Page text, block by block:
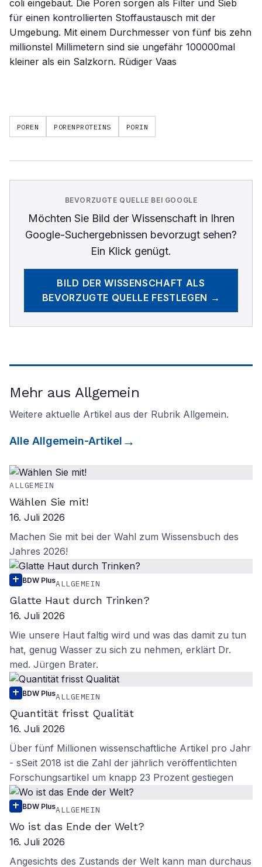
coli eingebaut. Die Poren sorgen als Filter und Sieb
für einen kontrollierten Stoffaustausch mit der
Umgebung. Mit einem Durchmesser von fünf bis zehn
millionstel Millimetern sind sie ungefähr 100000mal
kleiner als ein Salzkorn. Rüdiger Vaas
POREN PORENPROTEINS PORIN
BEVORZUGTE QUELLE BEI GOOGLE
Möchten Sie Bild der Wissenschaftin Ihren
Google-Suchergebnissen bevorzugt sehen?
Ein Klick genügt.
BILD DER WISSENSCHAFT ALS
BEVORZUGTE QUELLE FESTLEGEN →
Mehr aus Allgemein
Weitere aktuelle Artikel aus der Rubrik Allgemein.
Alle Allgemein-Artikel
ALLGEMEIN
Wählen Sie mit!
16. Juli 2026
Machen Sie mit bei der Wahl zum Wissensbuch des
Jahres 2026!
BDW PlusALLGEMEIN
Glatte Haut durch Trinken?
16. Juli 2026
Wie unsere Haut faltig wird und was das damit zu tun
hat, genug Wasser zu sich zu nehmen, erklärt Dr.
med. Jürgen Brater.
BDW PlusALLGEMEIN
Quantität frisst Qualität
16. Juli 2026
Über fünf Millionen wissenschaftliche Artikel pro Jahr
- sSeit 2018 ist die Zahl der jährlich veröffentlichten
Forschungsartikel um knapp 23 Prozent gestiegen
BDW PlusALLGEMEIN
Wo ist das Ende der Welt?
16. Juli 2026
Angesichts des Zustands der Welt kann man durchaus